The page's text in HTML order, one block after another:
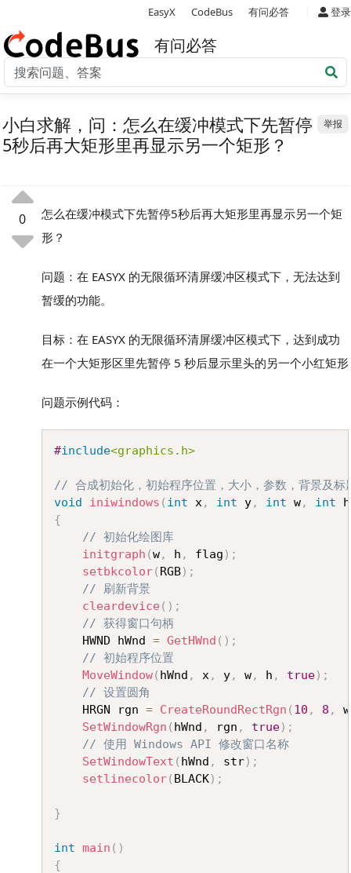
EasyX CodeBus 有问必答 登录
有问必答
举报
小白求解，问：怎么在缓冲模式下先暂停
5秒后再大矩形里再显示另一个矩形？
0
怎么在缓冲模式下先暂停5秒后再大矩形里再显示另一个矩
形？
问题：在 EASYX 的无限循环清屏缓冲区模式下，无法达到
暂缓的功能。
目标：在 EASYX 的无限循环清屏缓冲区模式下，达到成功
在一个大矩形区里先暂停 5 秒后显示里头的另一个小红矩形
问题示例代码：
#include<graphics.h>
// 合成初始化，初始程序位置，大小，参数，背景及标
void
iniwindows ( int x, int y, int w, int h
{
// 初始化绘图库
initgraph (w, h , flag ) ;
setbkcolor( RGB) ;
// 刷新背景
cleardevice( ) ;
// 获得窗口句柄
	HWND hWnd
= GetHWnd ( ) ;
// 初始程序位置
MoveWindow( hWnd , x, y, w, h , true) ;
// 设置圆角
	HRGN rgn
= CreateRoundRectRgn ( 10 , 8 ,
SetWindowRgn ( hWnd , rgn , true) ;
// 使用 Windows API 修改窗口名称
SetWindowText ( hWnd , str) ;
setlinecolor( BLACK) ;
}
int main ( )
{